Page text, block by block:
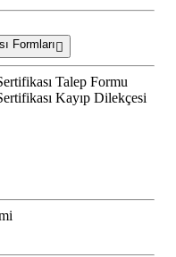
Formları
Talep Formu
Kayıp Dilekçesi